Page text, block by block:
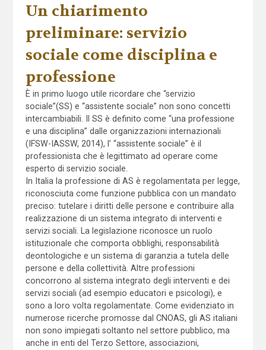
Un chiarimento
preliminare: servizio
sociale come disciplina e
professione
È in primo luogo utile ricordare che “servizio
sociale”(SS) e “assistente sociale” non sono concetti
intercambiabili. Il SS è definito come “una professione
e una disciplina” dalle organizzazioni internazionali
(IFSW-IASSW, 2014), l’ “assistente sociale” è il
professionista che è legittimato ad operare come
esperto di servizio sociale.
In Italia la professione di AS è regolamentata per legge,
riconosciuta come funzione pubblica con un mandato
preciso: tutelare i diritti delle persone e contribuire alla
realizzazione di un sistema integrato di interventi e
servizi sociali. La legislazione riconosce un ruolo
istituzionale che comporta obblighi, responsabilità
deontologiche e un sistema di garanzia a tutela delle
persone e della collettività. Altre professioni
concorrono al sistema integrato degli interventi e dei
servizi sociali (ad esempio educatori e psicologi), e
sono a loro volta regolamentate. Come evidenziato in
numerose ricerche promosse dal CNOAS, gli AS italiani
non sono impiegati soltanto nel settore pubblico, ma
anche in enti del Terzo Settore, associazioni,